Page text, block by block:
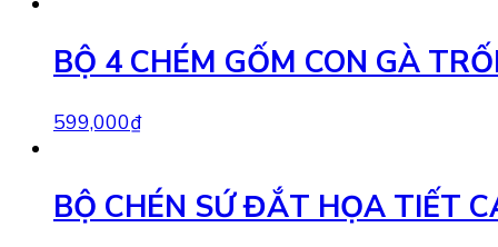
BỘ 4 CHÉM GỐM CON GÀ
599,000₫
BỘ CHÉN SỨ ĐẮT HỌA TIẾT